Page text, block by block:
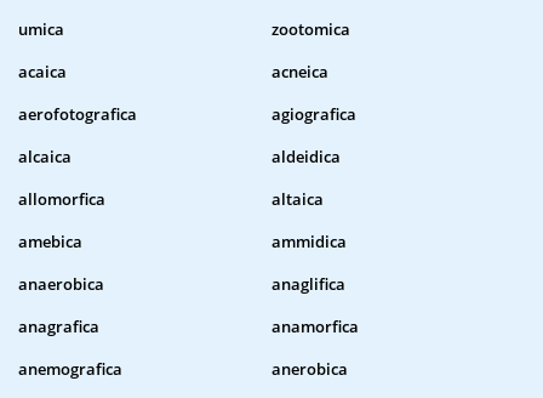
umica
zootomica
acaica
acneica
aerofotografica
agiografica
alcaica
aldeidica
allomorfica
altaica
amebica
ammidica
anaerobica
anaglifica
anagrafica
anamorfica
anemografica
anerobica